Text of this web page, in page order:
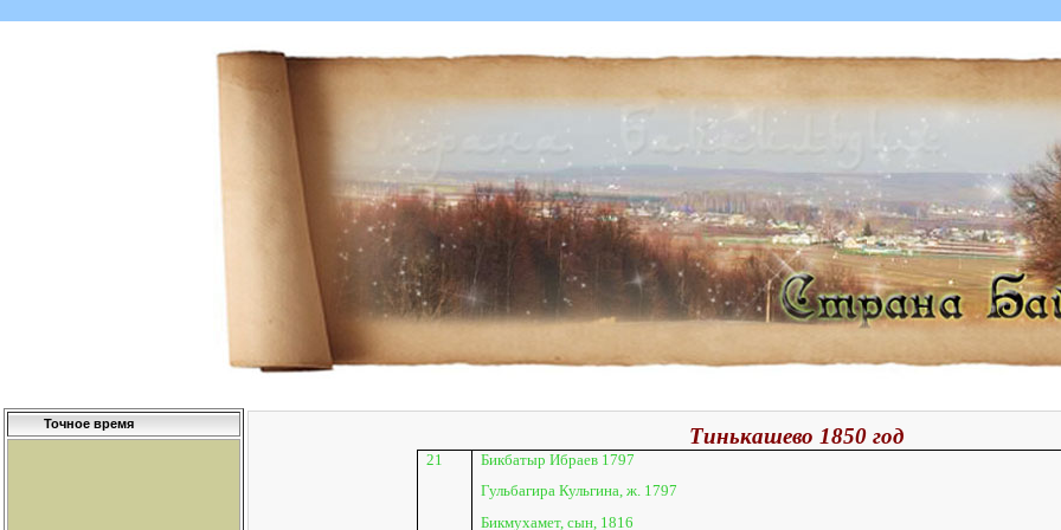
Точное время Тинькашево 1850 год
21
Бикбатыр Ибраев 1797
Гульбагира Кульгина, ж. 1797
Бикмухамет, сын, 1816